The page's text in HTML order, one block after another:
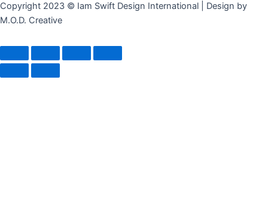
Copyright 2023 © Iam Swift Design International | Design by
M.O.D. Creative